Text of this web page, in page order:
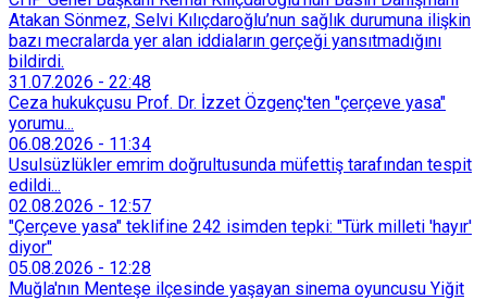
Atakan Sönmez, Selvi Kılıçdaroğlu’nun sağlık durumuna ilişkin
bazı mecralarda yer alan iddiaların gerçeği yansıtmadığını
bildirdi.
31.07.2026 - 22:48
Ceza hukukçusu Prof. Dr. İzzet Özgenç'ten "çerçeve yasa"
yorumu...
06.08.2026 - 11:34
Usulsüzlükler emrim doğrultusunda müfettiş tarafından tespit
edildi...
02.08.2026 - 12:57
"Çerçeve yasa" teklifine 242 isimden tepki: "Türk milleti 'hayır'
diyor"
05.08.2026 - 12:28
Muğla'nın Menteşe ilçesinde yaşayan sinema oyuncusu Yiğit